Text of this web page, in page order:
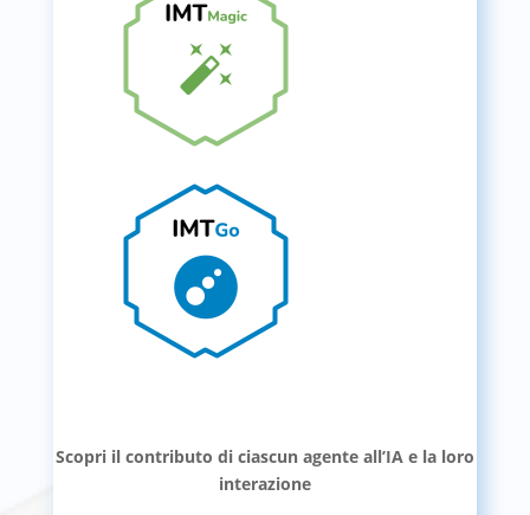
Scopri il contributo di ciascun agente all’IA e la loro
interazione